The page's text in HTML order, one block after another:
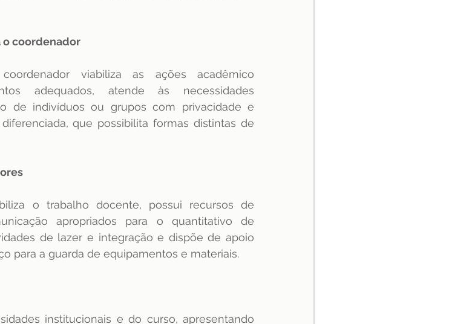
o coordenador
viabiliza as ações acadêmico
adequados, atende às necessidades
de indivíduos ou grupos com privacidade e
que possibilita formas distintas de
o trabalho docente, possui recursos de
apropriados para o quantitativo de
de lazer e integração e dispõe de apoio
para a guarda de equipamentos e materiais.
institucionais e do curso, apresentando